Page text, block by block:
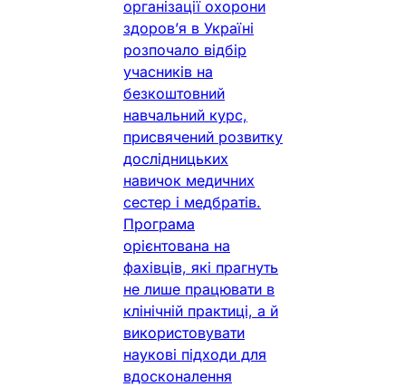
організації охорони
здоров’я в Україні
розпочало відбір
учасників на
безкоштовний
навчальний курс,
присвячений розвитку
дослідницьких
навичок медичних
сестер і медбратів.
Програма
орієнтована на
фахівців, які прагнуть
не лише працювати в
клінічній практиці, а й
використовувати
наукові підходи для
вдосконалення